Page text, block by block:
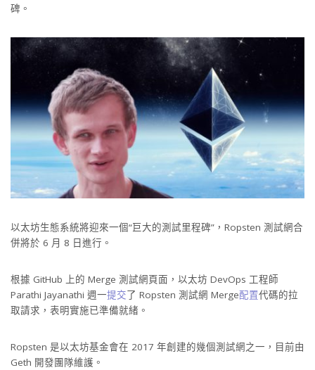
碑。
以太坊生態系統將迎來一個“巨大的測試里程碑”，Ropsten 測試網合
併將於 6 月 8 日進行。
根據 GitHub 上的 Merge 測試網頁面，以太坊 DevOps 工程師
Parathi Jayanathi 週一提交了 Ropsten 測試網 Merge配置代碼的拉
取請求，表明實施已準備就緒。
Ropsten 是以太坊基金會在 2017 年創建的幾個測試網之一，目前由
Geth 開發團隊維護。